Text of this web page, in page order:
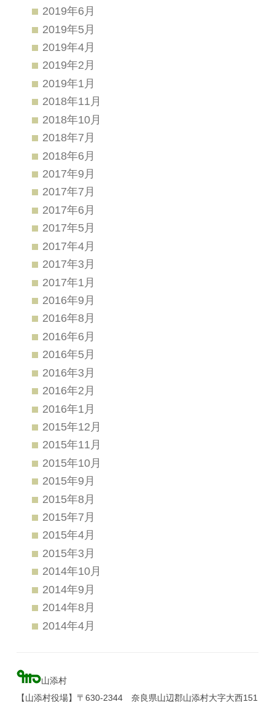
2019年6月
2019年5月
2019年4月
2019年2月
2019年1月
2018年11月
2018年10月
2018年7月
2018年6月
2017年9月
2017年7月
2017年6月
2017年5月
2017年4月
2017年3月
2017年1月
2016年9月
2016年8月
2016年6月
2016年5月
2016年3月
2016年2月
2016年1月
2015年12月
2015年11月
2015年10月
2015年9月
2015年8月
2015年7月
2015年4月
2015年3月
2014年10月
2014年9月
2014年8月
2014年4月
山添村
【山添村役場】〒630-2344 奈良県山辺郡山添村大字大西151